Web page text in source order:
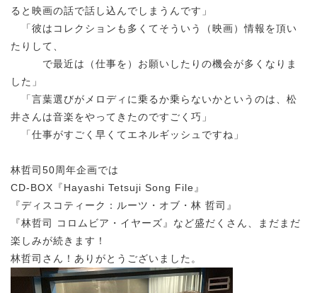
ると映画の話で話し込んでしまうんです」
「彼はコレクションも多くてそういう（映画）情報を頂い
たりして、
で最近は（仕事を）お願いしたりの機会が多くなりま
した」
「言葉選びがメロディに乗るか乗らないかというのは、松
井さんは音楽をやってきたのですごく巧」
「仕事がすごく早くてエネルギッシュですね」
林哲司50周年企画では
CD-BOX『Hayashi Tetsuji Song File』
『ディスコティーク：ルーツ・オブ・林 哲司』
『林哲司 コロムビア・イヤーズ』など盛だくさん、まだまだ
楽しみが続きます！
林哲司さん！ありがとうございました。